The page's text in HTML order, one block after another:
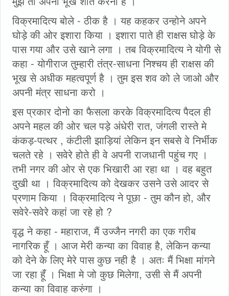
विक्रमादित्य बोले - ठीक है । यह कहकर उन्होने अपने
घोड़े की ओर इशारा किया । इशारा पाते ही राक्षस घोड़े के
पास गया और उसे खाने लगा । तब विक्रमादित्य ने योगी से
कहा - योगीराज तुम्हारी तंत्र-साधना निश्चय ही राक्षस की
भूख से अधीक महत्वपूर्ण है । तुम इस शव को ले जाओ और
अपनी मंत्र साधना करो ।
इस प्रकार दोनो का फैसला करके विक्रमादित्य पैदल ही
अपने महल की ओर चल पड़े अंधेरी रात, जंगली रास्ते मे
कंकड़-पत्थर , कंटीली झाड़ियां लेकिन इन सबसे वे निर्भीक
चलते रहे । सवेरे होते ही वे अपनी राजधानी पहुंच गए ।
तभी नगर की ओर से एक भिखारी आ रहा था । वह बहुत
दुखी था । विक्रमादित्य को देखकर उसने उसे आदर से
प्रणाम किया । विक्रमादित्य ने पूछा - तुम कौन हो, और
सवेरे-सवेरे कहां जा रहे हो ?
वृद्ध ने कहा - महाराज, मैं उज्जैन नगरी का एक गरीब
नागरिक हूँ । आज मेरी कन्या का विवाह है, लेकिन कन्या
को देने के लिए मेरे पास कुछ नही है । अतः मैं भिक्षा मांगने
जा रहा हूँ । भिक्षा मे जो कुछ मिलेगा, उसी से मैं अपनी
कन्या का विवाह करुंगा ।